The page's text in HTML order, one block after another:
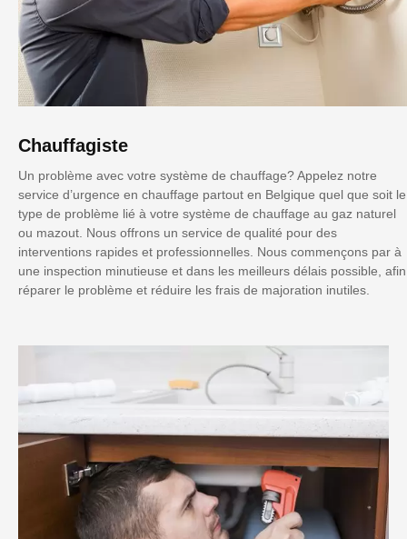
Chauffagiste
Un problème avec votre système de chauffage? Appelez notre
service d’urgence en chauffage partout en Belgique quel que soit le
type de problème lié à votre système de chauffage au gaz naturel
ou mazout. Nous offrons un service de qualité pour des
interventions rapides et professionnelles. Nous commençons par à
une inspection minutieuse et dans les meilleurs délais possible, afin
réparer le problème et réduire les frais de majoration inutiles.